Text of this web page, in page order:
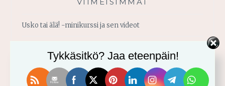
VIIMEISIMMÄT
Usko tai älä! -minikurssi ja sen videot
Älä yritä omin voimin
Tykkäsitkö? Jaa eteenpäin!